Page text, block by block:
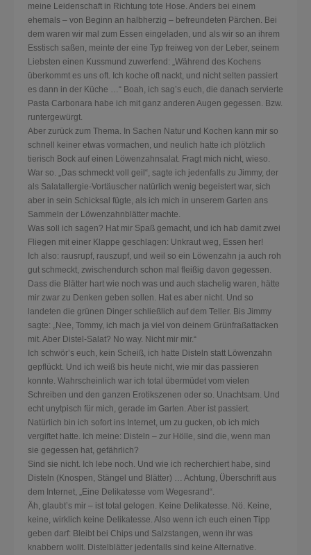
meine Leidenschaft in Richtung tote Hose. Anders bei einem
ehemals – von Beginn an halbherzig – befreundeten Pärchen. Bei
dem waren wir mal zum Essen eingeladen, und als wir so an ihrem
Esstisch saßen, meinte der eine Typ freiweg von der Leber, seinem
Liebsten einen Kussmund zuwerfend: „Während des Kochens
überkommt es uns oft. Ich koche oft nackt, und nicht selten passiert
es dann in der Küche …“ Boah, ich sag’s euch, die danach servierte
Pasta Carbonara habe ich mit ganz anderen Augen gegessen. Bzw.
runtergewürgt.
Aber zurück zum Thema. In Sachen Natur und Kochen kann mir so
schnell keiner etwas vormachen, und neulich hatte ich plötzlich
tierisch Bock auf einen Löwenzahnsalat. Fragt mich nicht, wieso.
War so. „Das schmeckt voll geil“, sagte ich jedenfalls zu Jimmy, der
als Salatallergie-Vortäuscher natürlich wenig begeistert war, sich
aber in sein Schicksal fügte, als ich mich in unserem Garten ans
Sammeln der Löwenzahnblätter machte.
Was soll ich sagen? Hat mir Spaß gemacht, und ich hab damit zwei
Fliegen mit einer Klappe geschlagen: Unkraut weg, Essen her!
Ich also: rausrupf, rauszupf, und weil so ein Löwenzahn ja auch roh
gut schmeckt, zwischendurch schon mal fleißig davon gegessen.
Dass die Blätter hart wie noch was und auch stachelig waren, hätte
mir zwar zu Denken geben sollen. Hat es aber nicht. Und so
landeten die grünen Dinger schließlich auf dem Teller. Bis Jimmy
sagte: „Nee, Tommy, ich mach ja viel von deinem Grünfraßattacken
mit. Aber Distel-Salat? No way. Nicht mir mir.“
Ich schwör’s euch, kein Scheiß, ich hatte Disteln statt Löwenzahn
gepflückt. Und ich weiß bis heute nicht, wie mir das passieren
konnte. Wahrscheinlich war ich total übermüdet vom vielen
Schreiben und den ganzen Erotikszenen oder so. Unachtsam. Und
echt unytpisch für mich, gerade im Garten. Aber ist passiert.
Natürlich bin ich sofort ins Internet, um zu gucken, ob ich mich
vergiftet hatte. Ich meine: Disteln – zur Hölle, sind die, wenn man
sie gegessen hat, gefährlich?
Sind sie nicht. Ich lebe noch. Und wie ich recherchiert habe, sind
Disteln (Knospen, Stängel und Blätter) … Achtung, Überschrift aus
dem Internet, „Eine Delikatesse vom Wegesrand“.
Äh, glaubt’s mir – ist total gelogen. Keine Delikatesse. Nö. Keine,
keine, wirklich keine Delikatesse. Also wenn ich euch einen Tipp
geben darf: Bleibt bei Chips und Salzstangen, wenn ihr was
knabbern wollt. Distelblätter jedenfalls sind keine Alternative.